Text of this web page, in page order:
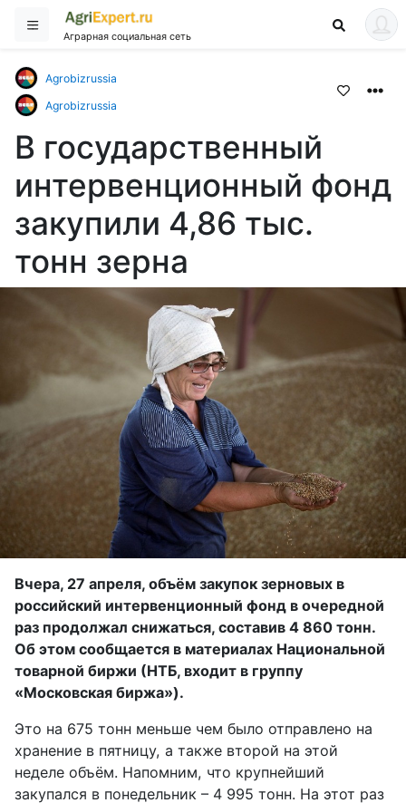
Аграрная социальная сеть
Agrobizrussia
Agrobizrussia
В государственный
интервенционный фонд
закупили 4,86 тыс.
тонн зерна
Вчера, 27 апреля, объём закупок зерновых в
российский интервенционный фонд в очередной
раз продолжал снижаться, составив 4 860 тонн.
Об этом сообщается в материалах Национальной
товарной биржи (НТБ, входит в группу
«Московская биржа»).
Это на 675 тонн меньше чем было отправлено на
хранение в пятницу, а также второй на этой
неделе объём. Напомним, что крупнейший
закупался в понедельник – 4 995 тонн. На этот раз